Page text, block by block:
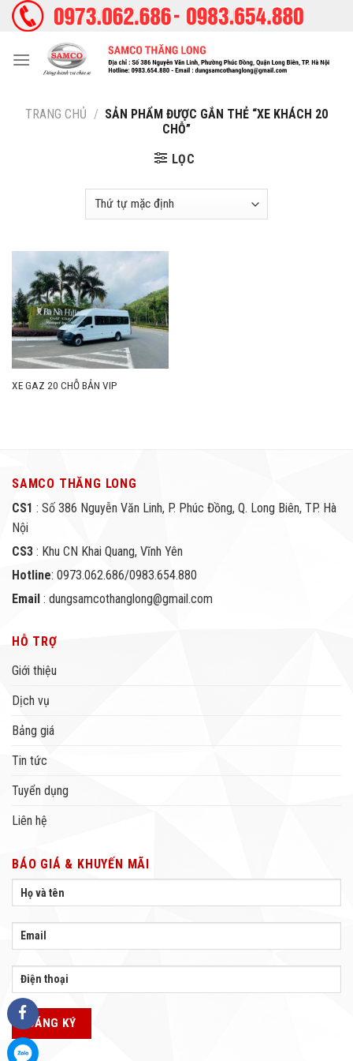
Skip
TRANG CHỦ / SẢN PHẨM ĐƯỢC GẮN THẺ “XE KHÁCH 20
CHỖ”
LỌC
XE GAZ 20 CHỖ BẢN VIP
SAMCO THĂNG LONG
CS1 : Số 386 Nguyễn Văn Linh, P. Phúc Đồng, Q. Long Biên, TP. Hà
Nội
CS3 : Khu CN Khai Quang, Vĩnh Yên
Hotline: 0973.062.686/0983.654.880
Email : dungsamcothanglong@gmail.com
HỖ TRỢ
Giới thiệu
Dịch vụ
Bảng giá
Tin tức
Tuyển dụng
Liên hệ
BÁO GIÁ & KHUYẾN MÃI